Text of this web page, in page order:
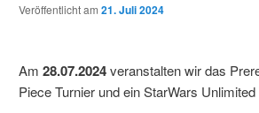
Veröffentlicht am 21. Juli 2024
Am 28.07.2024veranstalten wir das
Piece Turnier und ein StarWars Unlimited